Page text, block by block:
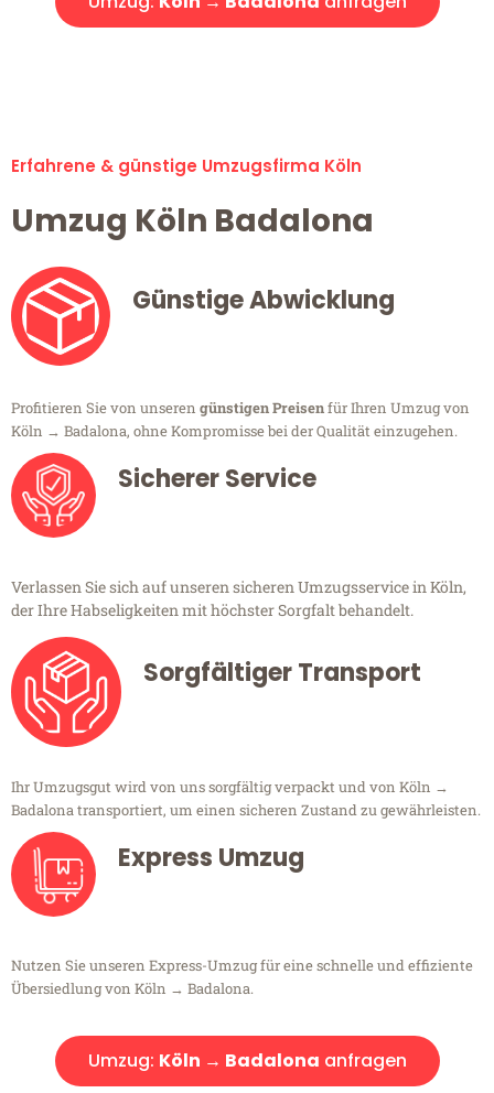
Erfahrene & günstige Umzugsfirma Köln
Umzug Köln Badalona
Günstige Abwicklung
Profitieren Sie von unseren günstigen Preisenfür Ihren Umzug von
Köln → Badalona, ohne Kompromisse bei der Qualität einzugehen.
Sicherer Service
Verlassen Sie sich auf unseren sicheren Umzugsservice in Köln,
der Ihre Habseligkeiten mit höchster Sorgfalt behandelt.
Sorgfältiger Transport
Ihr Umzugsgut wird von uns sorgfältig verpackt und von Köln →
Badalona transportiert, um einen sicheren Zustand zu gewährleisten.
Express Umzug
Nutzen Sie unseren Express-Umzug für eine schnelle und effiziente
Übersiedlung von Köln → Badalona.
Umzug: Köln → Badalona anfragen